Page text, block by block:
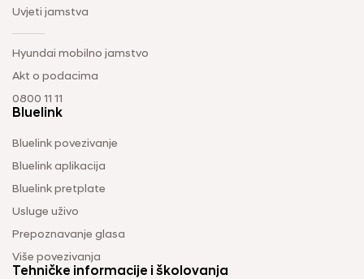
Uvjeti jamstva
Hyundai mobilno jamstvo
Akt o podacima
0800 11 11
Bluelink
Bluelink povezivanje
Bluelink aplikacija
Bluelink pretplate
Usluge uživo
Prepoznavanje glasa
Više povezivanja
Tehničke informacije i školovanja